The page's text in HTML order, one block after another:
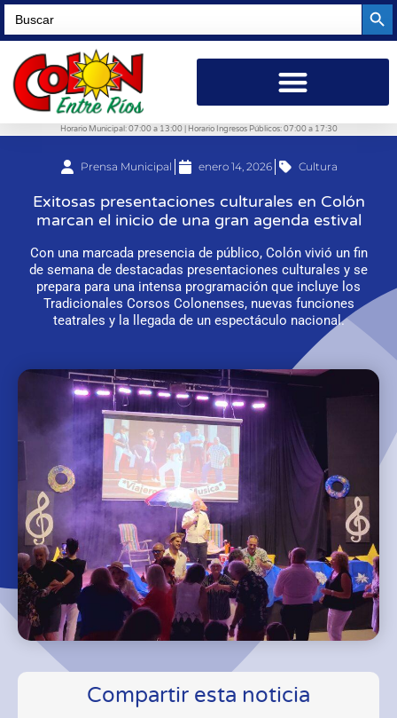
Search
for:
Horario Municipal: 07:00 a 13:00 | Horario Ingresos Públicos: 07:00 a 17:30
Prensa Municipal enero 14, 2026 Cultura
Exitosas presentaciones culturales en Colón
marcan el inicio de una gran agenda estival
Con una marcada presencia de público, Colón vivió un fin
de semana de destacadas presentaciones culturales y se
prepara para una intensa programación que incluye los
Tradicionales Corsos Colonenses, nuevas funciones
teatrales y la llegada de un espectáculo nacional.
Compartir esta noticia